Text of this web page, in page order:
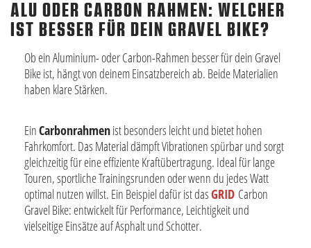
ALU ODER CARBON RAHMEN: WELCHER
IST BESSER FÜR DEIN GRAVEL BIKE?
Ob ein Aluminium- oder Carbon-Rahmen besser für dein Gravel
Bike ist, hängt von deinem Einsatzbereich ab. Beide Materialien
haben klare Stärken.
EinCarbonrahmenist besonders leicht und bietet hohen
Fahrkomfort. Das Material dämpft Vibrationen spürbar und sorgt
gleichzeitig für eine effiziente Kraftübertragung. Ideal für lange
Touren, sportliche Trainingsrunden oder wenn du jedes Watt
optimal nutzen willst. Ein Beispiel dafür ist dasGRID Carbon
Gravel Bike: entwickelt für Performance, Leichtigkeit und
vielseitige Einsätze auf Asphalt und Schotter.